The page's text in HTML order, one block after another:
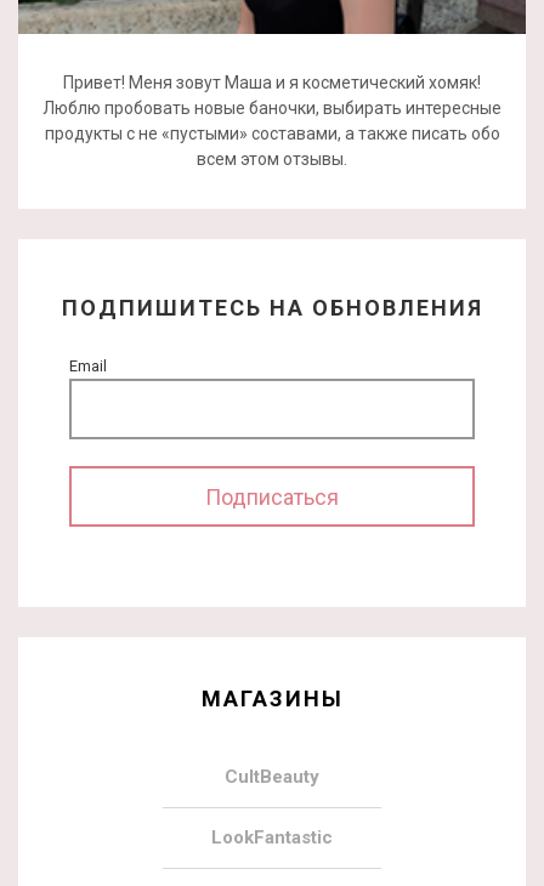
Привет! Меня зовут Маша и я косметический хомяк!
Люблю пробовать новые баночки, выбирать интересные
продукты с не «пустыми» составами, а также писать обо
всем этом отзывы.
ПОДПИШИТЕСЬ НА ОБНОВЛЕНИЯ
Email
МАГАЗИНЫ
CultBeauty
LookFantastic